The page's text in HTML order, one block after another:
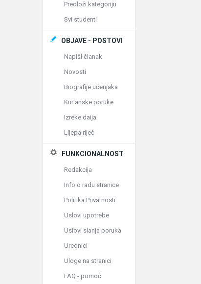
Predloži kategoriju
Svi studenti
OBJAVE - POSTOVI
Napiši članak
Novosti
Biografije učenjaka
Kur'anske poruke
Izreke daija
Lijepa riječ
FUNKCIONALNOST
Redakcija
Info o radu stranice
Politika Privatnosti
Uslovi upotrebe
Uslovi slanja poruka
Urednici
Uloge na stranici
FAQ - pomoć